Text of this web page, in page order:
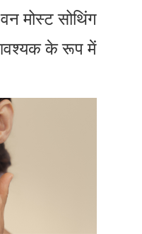
मोस्ट सोथिंग
के रूप में